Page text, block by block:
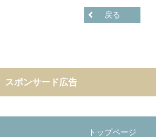
戻る
スポンサード広告
トップページ